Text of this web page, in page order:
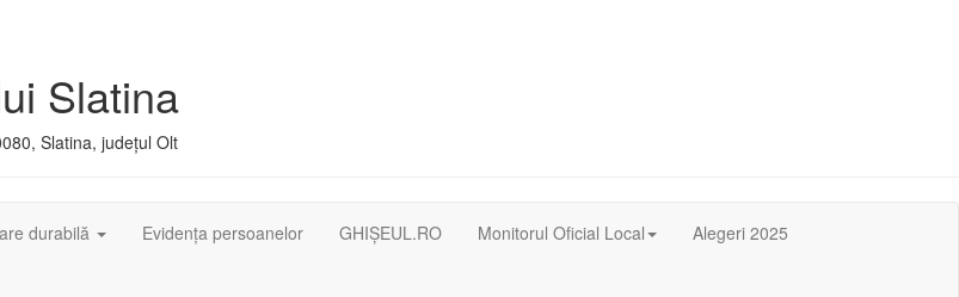
Slatina
Slatina, județul Olt
durabilă Evidența persoanelor GHIȘEUL.RO Monitorul Oficial Local Alegeri 2025